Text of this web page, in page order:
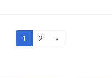
固
1
固
2 »